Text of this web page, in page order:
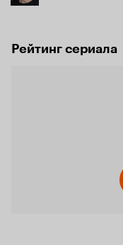
Рейтинг сериала